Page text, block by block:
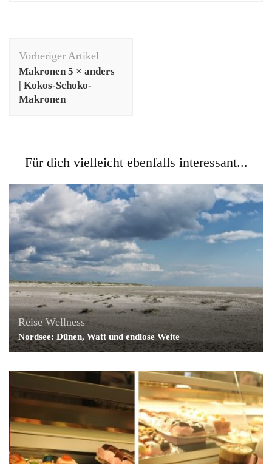
Vorheriger Artikel
Makronen 5 × anders
| Kokos-Schoko-
Makronen
Für dich vielleicht ebenfalls interessant...
Reise Wellness
Nordsee: Dünen, Watt und endlose Weite